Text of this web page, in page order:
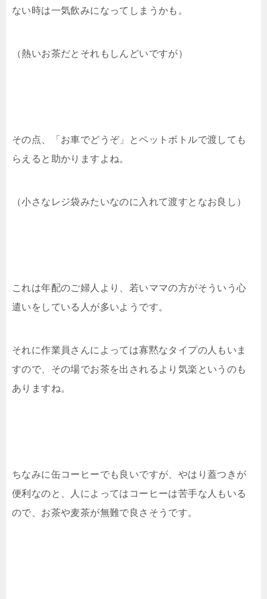
ない時は一気飲みになってしまうかも。
（熱いお茶だとそれもしんどいですが）
その点、「お車でどうぞ」とペットボトルで渡しても
らえると助かりますよね。
（小さなレジ袋みたいなのに入れて渡すとなお良し）
これは年配のご婦人より、若いママの方がそういう心
遣いをしている人が多いようです。
それに作業員さんによっては寡黙なタイプの人もいま
すので、その場でお茶を出されるより気楽というのも
ありますね。
ちなみに缶コーヒーでも良いですが、やはり蓋つきが
便利なのと、人によってはコーヒーは苦手な人もいる
ので、お茶や麦茶が無難で良さそうです。